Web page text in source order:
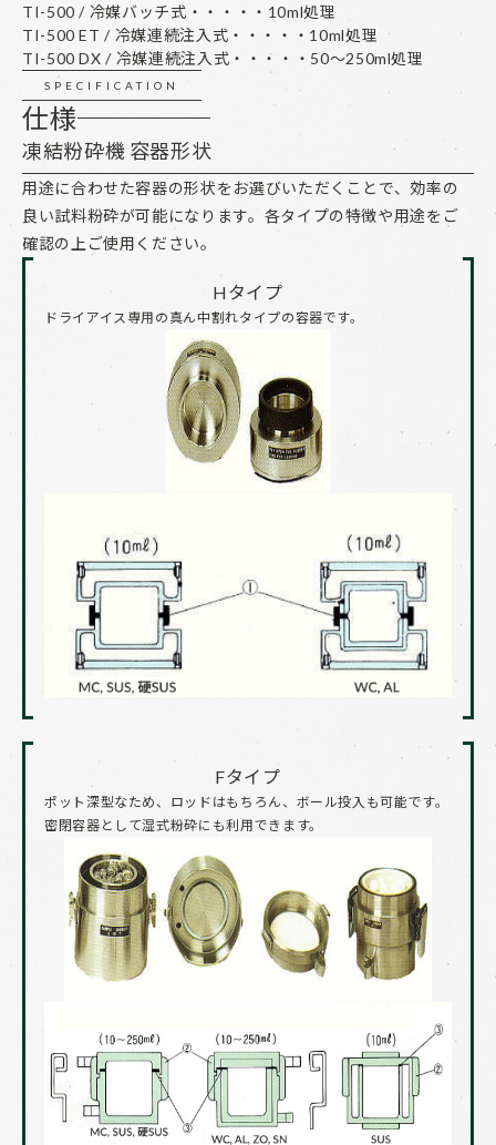
TI-500 / 冷媒バッチ式・・・・・10ml処理
TI-500 ET / 冷媒連続注入式・・・・・10ml処理
​​​​​​​TI-500 DX / 冷媒連続注入式・・・・・50～250ml処理
SPECIFICATION
仕様
凍結粉砕機 容器形状
用途に合わせた容器の形状をお選びいただくことで、効率の
良い試料粉砕が可能になります。各タイプの特徴や用途をご
確認の上ご使用ください。
Hタイプ
ドライアイス専用の真ん中割れタイプの容器です。
Fタイプ
ポット深型なため、ロッドはもちろん、ボール投入も可能です。
密閉容器として湿式粉砕にも利用できます。​​​​​​​